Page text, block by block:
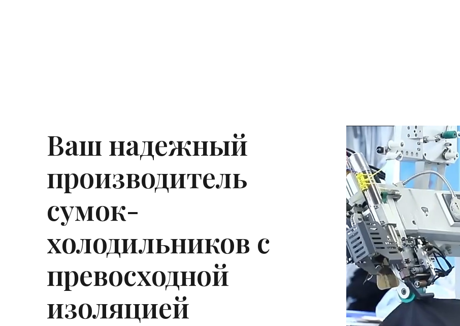
Ваш надежный
производитель
сумок-
холодильников с
превосходной
изоляцией